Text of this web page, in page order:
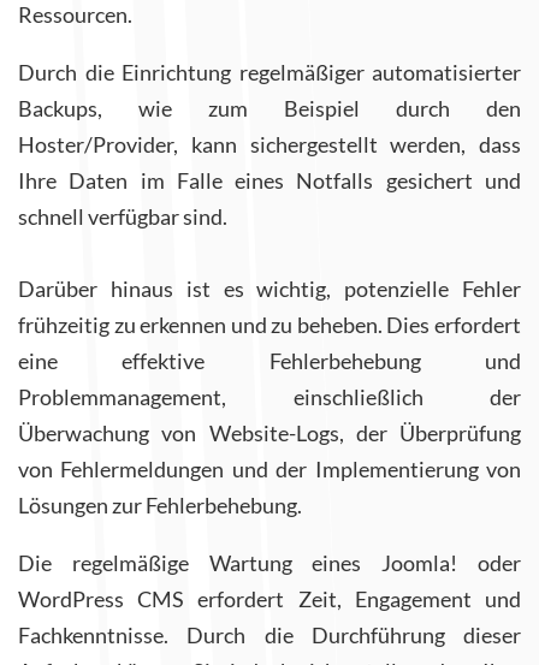
Ressourcen.
Durch die Einrichtung regelmäßiger automatisierter
Backups, wie zum Beispiel durch den
Hoster/Provider, kann sichergestellt werden, dass
Ihre Daten im Falle eines Notfalls gesichert und
schnell verfügbar sind.
Darüber hinaus ist es wichtig, potenzielle Fehler
frühzeitig zu erkennen und zu beheben. Dies erfordert
eine effektive Fehlerbehebung und
Problemmanagement, einschließlich der
Überwachung von Website-Logs, der Überprüfung
von Fehlermeldungen und der Implementierung von
Lösungen zur Fehlerbehebung.
Die regelmäßige Wartung eines Joomla! oder
WordPress CMS erfordert Zeit, Engagement und
Fachkenntnisse. Durch die Durchführung dieser